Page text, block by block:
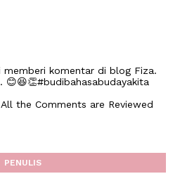
memberi komentar di blog Fiza.
😊😆👏#budibahasabudayakita
the Comments are Reviewed
PENULIS